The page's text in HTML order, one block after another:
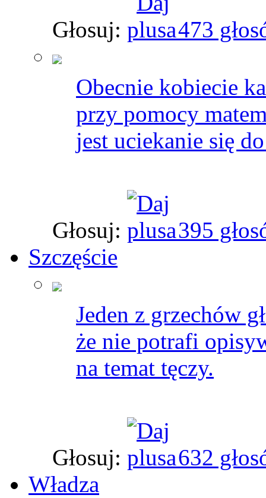
Głosuj: 473
Obecnie kobiecie
przy pomocy
jest uciekanie się
Głosuj:
395
Szczęście
Jeden z grzechów
że nie potrafi
na temat tęczy.
Głosuj:
632
Władza